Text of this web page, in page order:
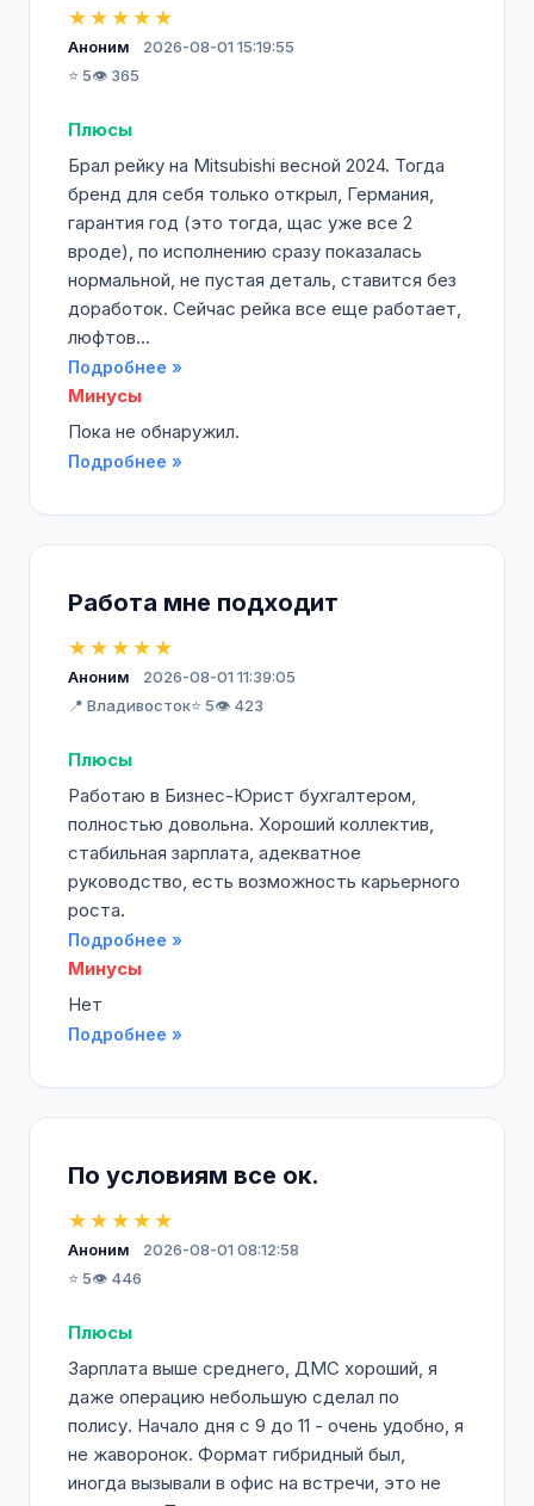
★★★★★
Аноним
2026-08-01 15:19:55
⭐ 5👁️ 365
Плюсы
Брал рейку на Mitsubishi весной 2024. Тогда
бренд для себя только открыл, Германия,
гарантия год (это тогда, щас уже все 2
вроде), по исполнению сразу показалась
нормальной, не пустая деталь, ставится без
доработок. Сейчас рейка все еще работает,
люфтов...
Подробнее »
Минусы
Пока не обнаружил.
Подробнее »
Работа мне подходит
★★★★★
Аноним
2026-08-01 11:39:05
📍 Владивосток⭐ 5👁️ 423
Плюсы
Работаю в Бизнес-Юрист бухгалтером,
полностью довольна. Хороший коллектив,
стабильная зарплата, адекватное
руководство, есть возможность карьерного
роста.
Подробнее »
Минусы
Нет
Подробнее »
По условиям все ок.
★★★★★
Аноним
2026-08-01 08:12:58
⭐ 5👁️ 446
Плюсы
Зарплата выше среднего, ДМС хороший, я
даже операцию небольшую сделал по
полису. Начало дня с 9 до 11 - очень удобно, я
не жаворонок. Формат гибридный был,
иногда вызывали в офис на встречи, это не